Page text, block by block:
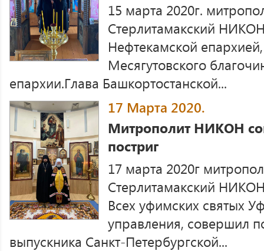
15 марта 2020г.
Стерлитамакский
Нефтекамской
Месягутовского
епархии.Глава Башкортостанской...
17 Марта 2020.
Митрополит НИКОН
постриг
17 марта 2020г
Стерлитамакский
Всех уфимских святых
управления, совершил
выпускника Санкт-Петербургской...